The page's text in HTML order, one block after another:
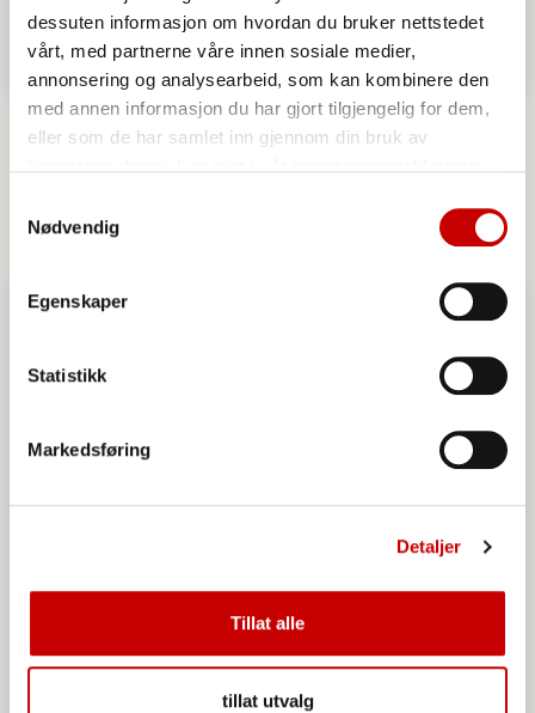
dessuten informasjon om hvordan du bruker nettstedet
vårt, med partnerne våre innen sosiale medier,
annonsering og analysearbeid, som kan kombinere den
med annen informasjon du har gjort tilgjengelig for dem,
eller som de har samlet inn gjennom din bruk av
Nødvendig
Egenskaper
Statistikk
Markedsføring
Detaljer
Tillat alle
tillat utvalg
Grove horn